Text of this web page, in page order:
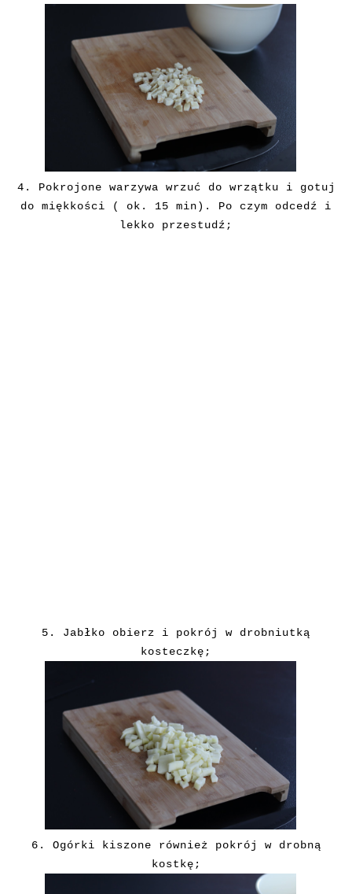
4. Pokrojone warzywa wrzuć do wrzątku i gotuj
do miękkości ( ok. 15 min). Po czym odcedź i
lekko przestudź;
5. Jabłko obierz i pokrój w drobniutką
kosteczkę;
6. Ogórki kiszone również pokrój w drobną
kostkę;